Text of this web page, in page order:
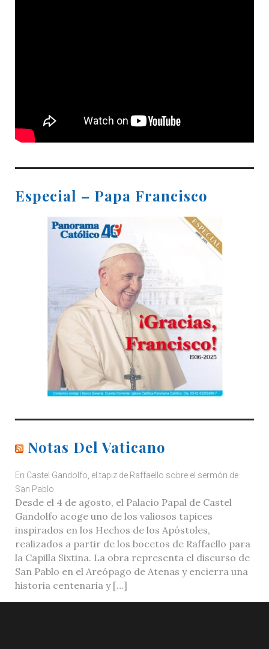
Especial – Papa Francisco
Notas Del Vaticano
En Castel Gandolfo, el tapiz de Raffaello sobre el sermón de
San Pablo
Desde el 4 de agosto, el Palacio Papal de Castel
Gandolfo acoge uno de los valiosos tapices
inspirados en los Hechos de los Apóstoles,
realizados a partir de los bocetos de Raffaello para
la Capilla Sixtina. La obra representa el discurso de
San Pablo en el Areópago de Atenas y encierra una
historia centenaria y […]